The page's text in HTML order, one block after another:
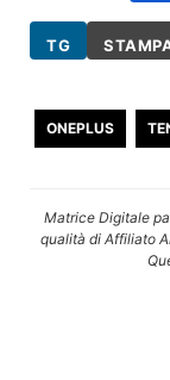
TG
ONEPLUS
Matrice Digitale
qualità di Affiliato